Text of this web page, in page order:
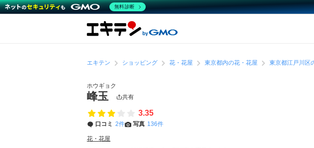
エキテン ショッピング 花・花屋 東京都内の花・花屋 東京都江戸川区
ホウギョク
峰玉 共有
3.35
口コミ 2件 写真 136件
花・花屋
無料診断